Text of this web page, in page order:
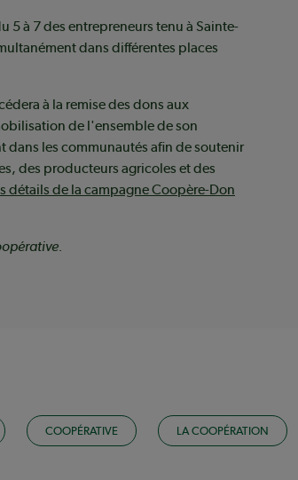
5 à 7 des entrepreneurs tenu à Sainte-
dans différentes places
à la remise des dons aux
de l'ensemble de son
dans les communautés afin de soutenir
des producteurs agricoles et des
détails de la campagne Coopère-Don
COOPÉRATIVE LA COOPÉRATION